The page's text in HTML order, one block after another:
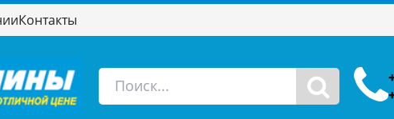
Контакты